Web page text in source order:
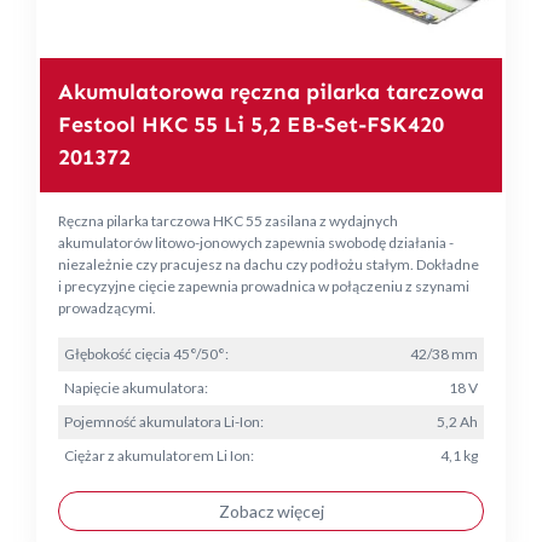
Akumulatorowa ręczna pilarka tarczowa
Festool HKC 55 Li 5,2 EB-Set-FSK420
201372
Ręczna pilarka tarczowa HKC 55 zasilana z wydajnych
akumulatorów litowo-jonowych zapewnia swobodę działania -
niezależnie czy pracujesz na dachu czy podłożu stałym. Dokładne
i precyzyjne cięcie zapewnia prowadnica w połączeniu z szynami
prowadzącymi.
Głębokość cięcia 45°/50°:
42/38 mm
Napięcie akumulatora:
18 V
Pojemność akumulatora Li-Ion:
5,2 Ah
Ciężar z akumulatorem Li Ion:
4,1 kg
Zobacz więcej